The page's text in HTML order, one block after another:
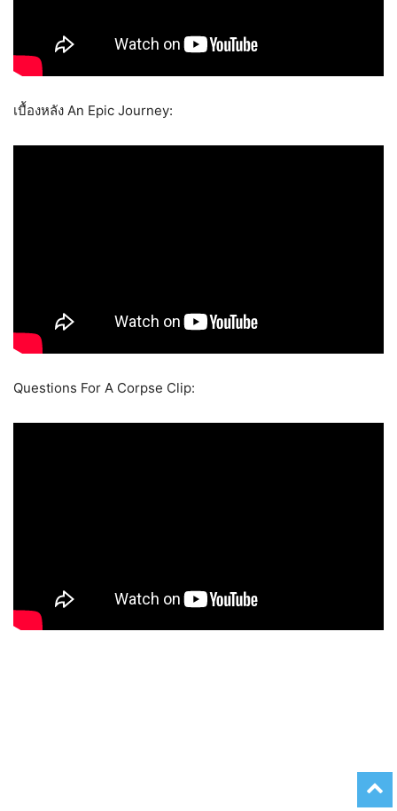
เบื้องหลัง An Epic Journey:
Questions For A Corpse Clip: